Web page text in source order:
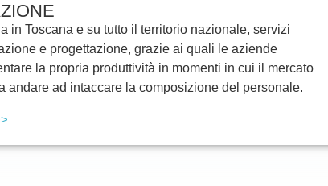
in Toscana e su tutto il territorio nazionale, servizi
e progettazione, grazie ai quali le aziende
la propria produttività in momenti in cui il mercato
andare ad intaccare la composizione del personale.